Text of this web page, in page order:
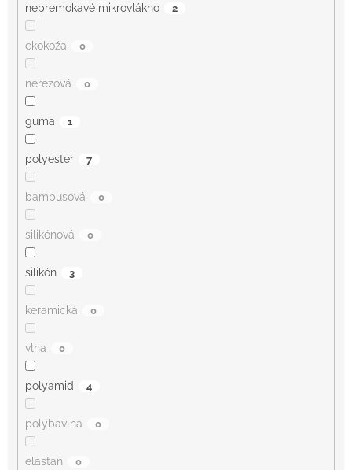
nepremokavé mikrovlákno 2
ekokoža 0
nerezová 0
guma 1
polyester 7
bambusová 0
silikónová 0
silikón 3
keramická 0
vlna 0
polyamid 4
polybavlna 0
elastan 0